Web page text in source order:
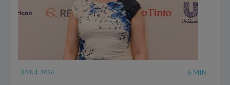
30 JUL 2026 6 MIN